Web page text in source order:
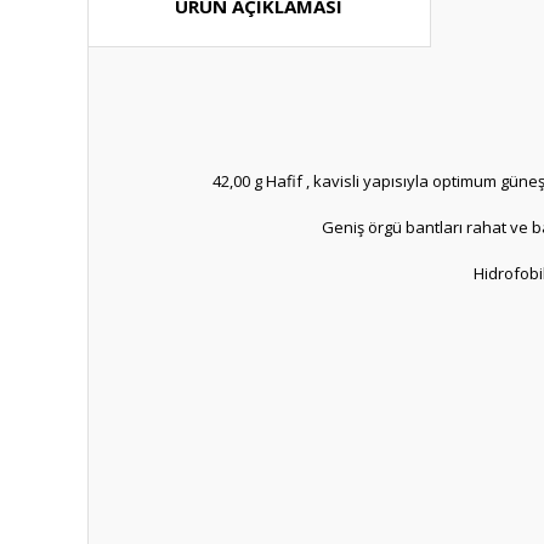
ÜRÜN AÇIKLAMASI
42,00 g Hafif , kavisli yapısıyla optimum
Geniş örgü bantları rahat ve